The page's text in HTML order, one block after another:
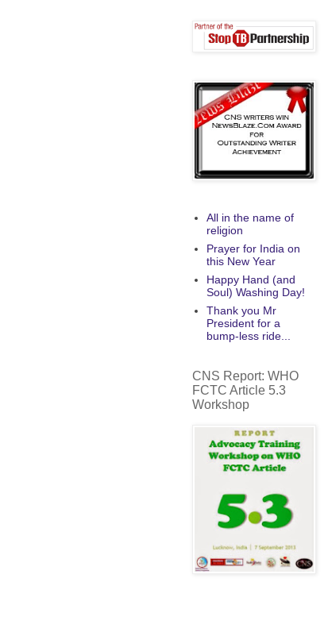
All in the name of
religion
Prayer for India on
this New Year
Happy Hand (and
Soul) Washing Day!
Thank you Mr
President for a
bump-less ride...
CNS Report: WHO
FCTC Article 5.3
Workshop